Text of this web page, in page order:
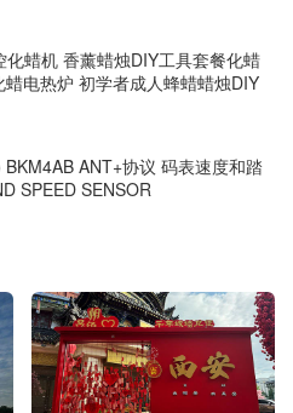
蜡机 香薰蜡烛DIY工具套餐化蜡
电热炉 初学者成人蜂蜡蜡烛DIY
ANT+协议 码表速度和踏
SPEED SENSOR